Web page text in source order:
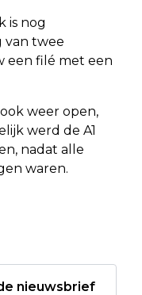
is nog
van twee
een filé met een
weer open,
werd de A1
nadat alle
waren.
nieuwsbrief